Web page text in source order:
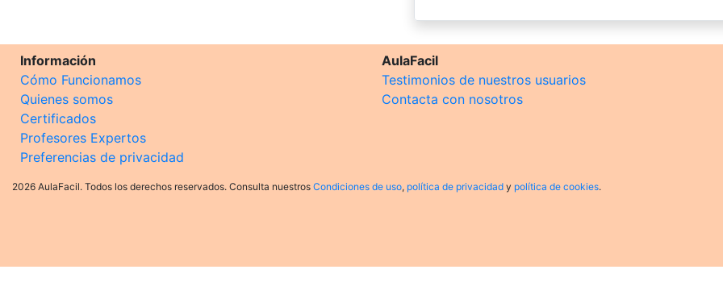
Información
Cómo Funcionamos
Quienes somos
Certificados
Profesores Expertos
Preferencias de privacidad
AulaFacil
Testimonios de nuestros usuarios
Contacta con nosotros
2026 AulaFacil. Todos los derechos reservados. Consulta nuestros Condiciones de uso, política de privacidad y política de cookies.